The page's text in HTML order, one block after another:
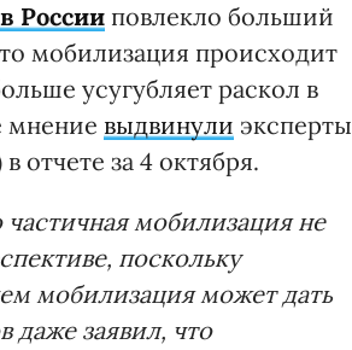
России повлекло больший
мобилизация происходит
усугубляет раскол в
мнение выдвинули эксперты
отчете за 4 октября.
мобилизация не
поскольку
мобилизация может дать
даже заявил, что